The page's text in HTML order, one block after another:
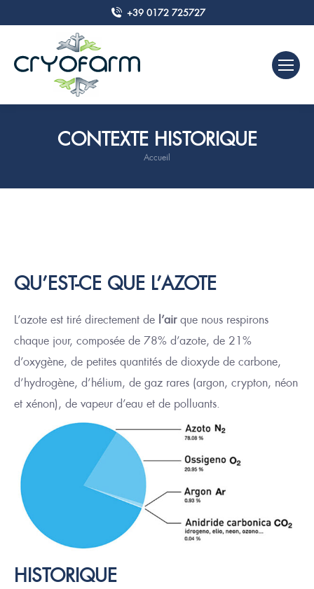
+39 0172 725727
CONTEXTE HISTORIQUE
Vous êtes ici :
Accueil
QU’EST-CE QUE L’AZOTE
L’azote est tiré directement de l’airque nous respirons
chaque jour, composée de 78% d’azote, de 21%
d’oxygène, de petites quantités de dioxyde de carbone,
d’hydrogène, d’hélium, de gaz rares (argon, crypton, néon
et xénon), de vapeur d’eau et de polluants.
HISTORIQUE